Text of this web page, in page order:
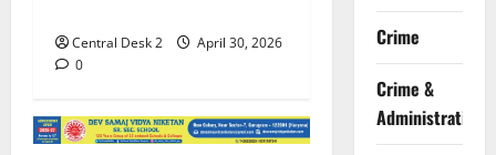
Central Desk 2
April 30, 2026
0
Crime
Crime &
Administration